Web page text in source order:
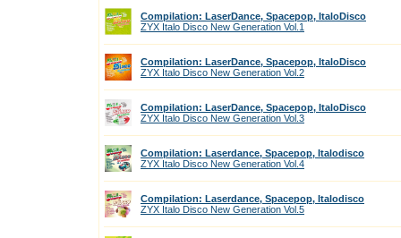
Compilation: LaserDance, Spacepop, ItaloDisco
ZYX Italo Disco New Generation Vol.1
Compilation: LaserDance, Spacepop, ItaloDisco
ZYX Italo Disco New Generation Vol.2
Compilation: LaserDance, Spacepop, ItaloDisco
ZYX Italo Disco New Generation Vol.3
Compilation: Laserdance, Spacepop, Italodisco
ZYX Italo Disco New Generation Vol.4
Compilation: Laserdance, Spacepop, Italodisco
ZYX Italo Disco New Generation Vol.5